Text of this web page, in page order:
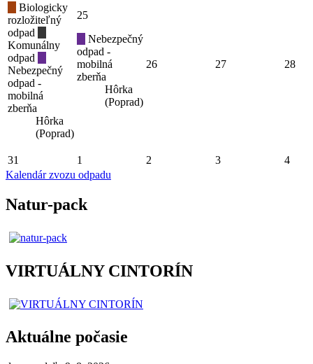
Biologicky
rozložiteľný
odpad
Komunálny
odpad
Nebezpečný
odpad -
mobilná
zberňa
Hôrka
(Poprad)
25
Nebezpečný
odpad -
mobilná
zberňa
Hôrka
(Poprad)
26 27 28
31 1 2 3
4
Kalendár zvozu odpadu
Natur-pack
VIRTUÁLNY CINTORÍN
Aktuálne počasie